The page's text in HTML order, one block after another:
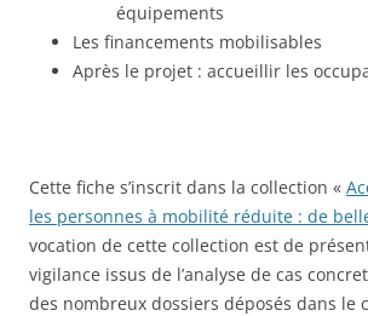
équipements
Les financements mobilisables
Après le projet : accueillir les
Cette fiche s’inscrit dans la collection «
les personnes à mobilité réduite : de
vocation de cette collection est de
vigilance issus de l’analyse de cas
des nombreux dossiers déposés dans le